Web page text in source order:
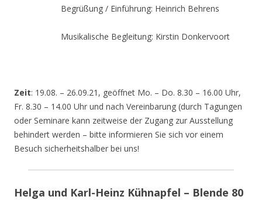
Begrüßung / Einführung: Heinrich Behrens
Musikalische Begleitung: Kirstin Donkervoort
Zeit: 19.08. – 26.09.21, geöffnet Mo. – Do. 8.30 – 16.00 Uhr,
Fr. 8.30 – 14.00 Uhr und nach Vereinbarung (durch Tagungen
oder Seminare kann zeitweise der Zugang zur Ausstellung
behindert werden – bitte informieren Sie sich vor einem
Besuch sicherheitshalber bei uns!
Helga und Karl-Heinz Kühnapfel – Blende 80